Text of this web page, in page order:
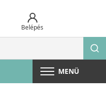
Belépés
MENÜ